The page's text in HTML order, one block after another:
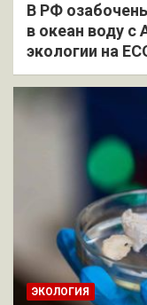
В РФ
в океан воду с
экологии на
ЭКОЛОГИЯ